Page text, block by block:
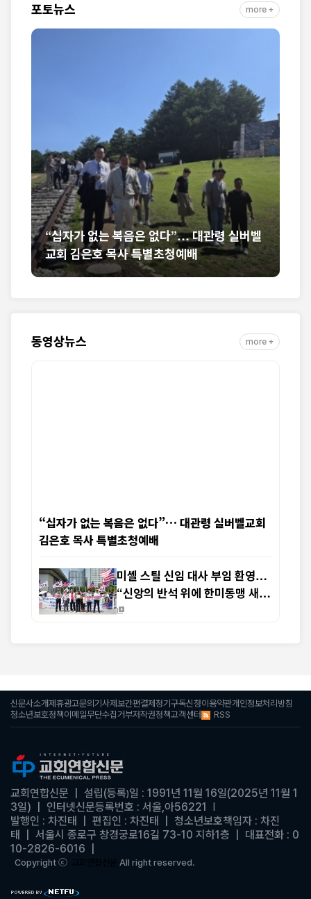
포토뉴스 more +
미셸 스틸 신임 대사 부임 환영… “신앙의 반
석 위에 한미동맹 새 도약 기대”
동영상뉴스 more +
“십자가 없는 복음은 없다”… 대관령 실버벨교회
김은호 목사 특별초청예배
미셸 스틸 신임 대사 부임 환영…
“신앙의 반석 위에 한미동맹 새
도약 기대”
신문사소개제휴광고문의 기사제보간편결제 정기구독신청이용약관개인정보처리방침
청소년보호정책 이메일무단수집거부저작권정책고객센터 RSS
교회연합신문 | 설립(등록)일 : 1991년 11월 16일(2025년 11월 1
3일)
인터넷신문등록번호 : 서울,아56221
발행인 : 차진태 | 편집인 : 차진태
청소년보호책임자 : 차진
태
| 서울시 종로구 창경궁로16길 73-10 지하1층 | 대표전화 : 0
10-2826-6016
Copyright ⓒ 교회연합신문 All right reserved.